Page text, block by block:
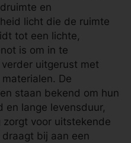
en
licht die de ruimte
tot een lichte,
is om in te
uitgerust met
De
staan bekend om hun
en lange levensduur,
voor uitstekende
bij aan een